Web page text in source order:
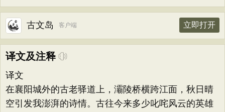
古文岛 客户端 立即打开
译文及注释
译文
在襄阳城外的古老驿道上，灞陵桥横跨江面，秋日晴
空引发我澎湃的诗情。古往今来多少叱咤风云的英雄